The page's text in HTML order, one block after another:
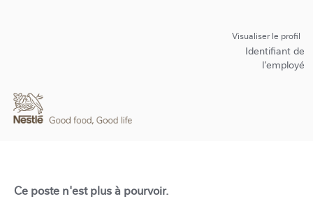
Visualiser le profil
Identifiant de
l’employé
Ce poste n'est plus à pourvoir.